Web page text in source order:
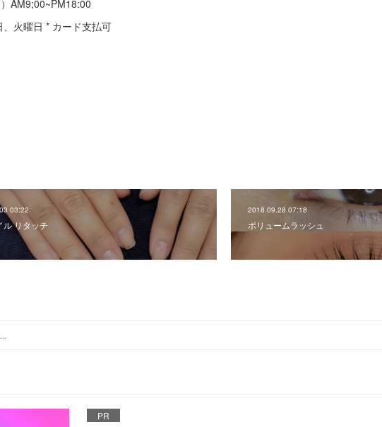
）AM9;00~PM18:00
、火曜日 * カード支払可
03:22
ル リタッチ
2018.09.28 07:18
ボリュームラッシュ
PR